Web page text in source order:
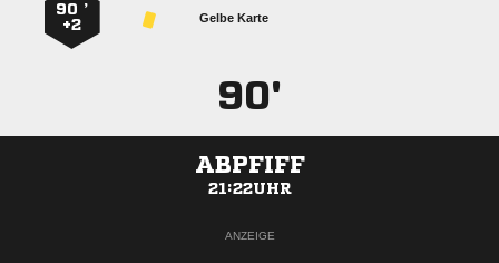
Gelbe Karte
90 ’
+2
90'
ABPFIFF
21:22UHR
ANZEIGE